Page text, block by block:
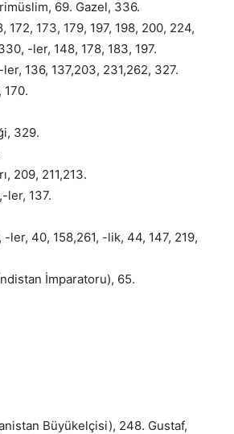
69. Gazel, 336.
172, 173, 179, 197, 198, 200, 224,
-ler, 148, 178, 183, 197.
136, 137,203, 231,262, 327.
170.
329.
209, 211,213.
ler, 137.
ler, 40, 158,261, -lik, 44, 147, 219,
İmparatoru), 65.
Büyükelçisi), 248. Gustaf,